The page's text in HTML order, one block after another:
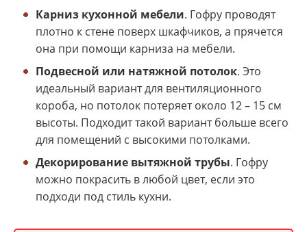
Карниз кухонной мебели. Гофру проводят
плотно к стене поверх шкафчиков, а прячется
она при помощи карниза на мебели.
Подвесной или натяжной потолок. Это
идеальный вариант для вентиляционного
короба, но потолок потеряет около 12 – 15 см
высоты. Подходит такой вариант больше всего
для помещений с высокими потолками.
Декорирование вытяжной трубы. Гофру
можно покрасить в любой цвет, если это
подходи под стиль кухни.